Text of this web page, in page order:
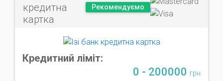
кредитна
картка
Рекомендуємо
Кредитний ліміт:
0 - 200000 грн